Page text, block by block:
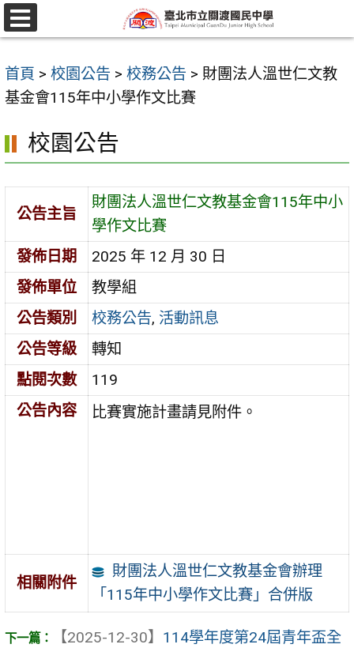
跳
至
要
內
區
選
單
首頁 > 校園公告 > 校務公告 > 財團法人溫世仁文教
基金會115年中小學作文比賽
校園公告
公告主旨
財團法人溫世仁文教基金會115年中小
學作文比賽
發佈日期
2025 年 12 月 30 日
發佈單位
教學組
公告類別
校務公告, 活動訊息
公告等級
轉知
點閱次數
119
公告內容
比賽實施計畫請見附件。
相關附件
財團法人溫世仁文教基金會辦理
「115年中小學作文比賽」合併版
【2025-12-30】 114學年度第24屆青年盃全